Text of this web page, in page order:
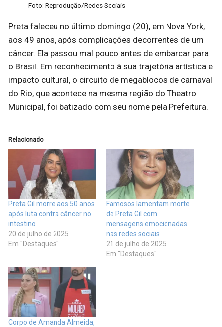
Foto: Reprodução/Redes Sociais
Preta faleceu no último domingo (20), em Nova York,
aos 49 anos, após complicações decorrentes de um
câncer. Ela passou mal pouco antes de embarcar para
o Brasil. Em reconhecimento à sua trajetória artística e
impacto cultural, o circuito de megablocos de carnaval
do Rio, que acontece na mesma região do Theatro
Municipal, foi batizado com seu nome pela Prefeitura.
Relacionado
Preta Gil morre aos 50 anos
após luta contra câncer no
intestino
20 de julho de 2025
Em "Destaques"
Famosos lamentam morte
de Preta Gil com
mensagens emocionadas
nas redes sociais
21 de julho de 2025
Em "Destaques"
Corpo de Amanda Almeida,